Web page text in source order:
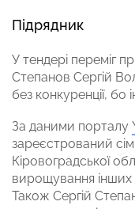
Підрядник
У тендері переміг
Степанов Сергій
без конкуренції,
За даними порталу
зареєстрований сім
Кіровоградської
вирощування інших
Також Сергій